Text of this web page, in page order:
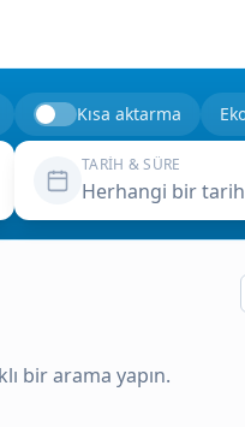
Kısa aktarma
TARIH & SÜRE
Herhangi bir tarih
bir arama yapın.